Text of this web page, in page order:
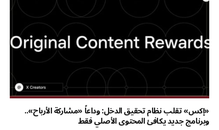
«إكس» تقلب نظام تحقيق الدخل: وداعاً «مشاركة الأرباح»..
وبرنامج جديد يكافئ المحتوى الأصلي فقط